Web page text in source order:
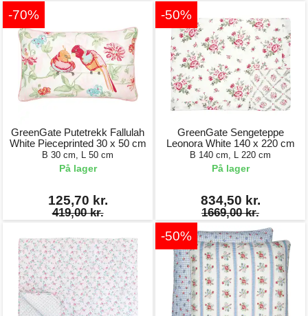
-70%
GreenGate Putetrekk Fallulah
White Pieceprinted 30 x 50 cm
B 30 cm, L 50 cm
På lager
125,70 kr.
419,00 kr.
-50%
GreenGate Sengeteppe
Leonora White 140 x 220 cm
B 140 cm, L 220 cm
På lager
834,50 kr.
1669,00 kr.
-50%